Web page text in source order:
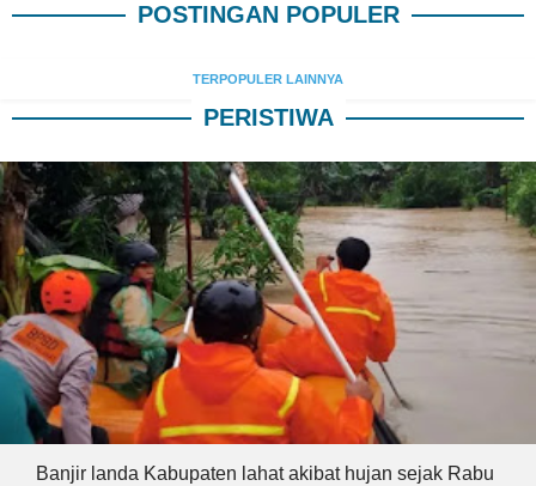
POSTINGAN POPULER
TERPOPULER LAINNYA
PERISTIWA
Banjir landa Kabupaten lahat akibat hujan sejak Rabu